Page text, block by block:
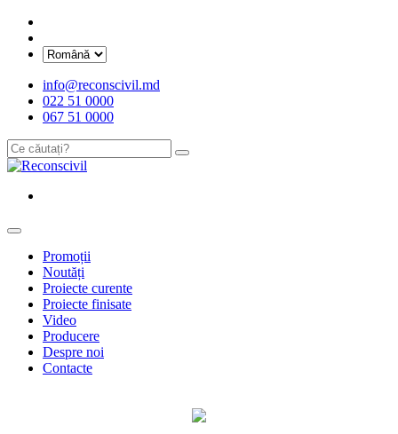
info@reconscivil.md
022 51 0000
067 51 0000
Promoții
Noutăți
Proiecte curente
Proiecte finisate
Video
Producere
Despre noi
Contacte